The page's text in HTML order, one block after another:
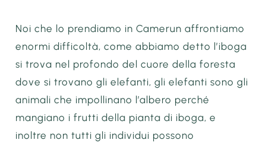
Noi che lo prendiamo in Camerun affrontiamo
enormi difficoltà, come abbiamo detto l’iboga
si trova nel profondo del cuore della foresta
dove si trovano gli elefanti, gli elefanti sono gli
animali che impollinano l’albero perché
mangiano i frutti della pianta di iboga, e
inoltre non tutti gli individui possono